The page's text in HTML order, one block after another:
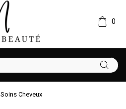
0
Soins Cheveux